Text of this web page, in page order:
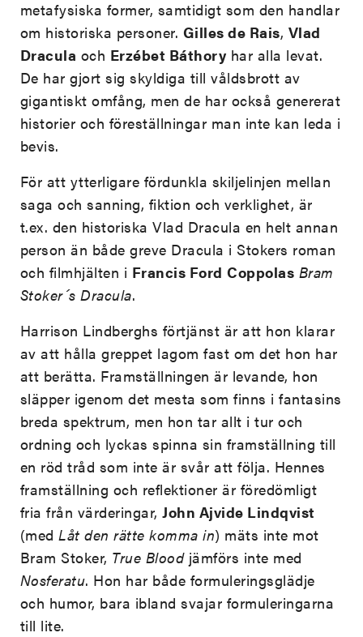
metafysiska former, samtidigt som den handlar
om historiska personer. Gilles de Rais, Vlad
Dracula och Erzébet Báthory har alla levat.
De har gjort sig skyldiga till våldsbrott av
gigantiskt omfång, men de har också genererat
historier och föreställningar man inte kan leda i
bevis.
För att ytterligare fördunkla skiljelinjen mellan
saga och sanning, fiktion och verklighet, är
t.ex. den historiska Vlad Dracula en helt annan
person än både greve Dracula i Stokers roman
och filmhjälten i Francis Ford Coppolas Bram
Stoker´s Dracula.
Harrison Lindberghs förtjänst är att hon klarar
av att hålla greppet lagom fast om det hon har
att berätta. Framställningen är levande, hon
släpper igenom det mesta som finns i fantasins
breda spektrum, men hon tar allt i tur och
ordning och lyckas spinna sin framställning till
en röd tråd som inte är svår att följa. Hennes
framställning och reflektioner är föredömligt
fria från värderingar,John Ajvide Lindqvist
(medLåt den rätte komma in) mäts inte mot
Bram Stoker, True Bloodjämförs inte med
Nosferatu. Hon har både formuleringsglädje
och humor, bara ibland svajar formuleringarna
till lite.